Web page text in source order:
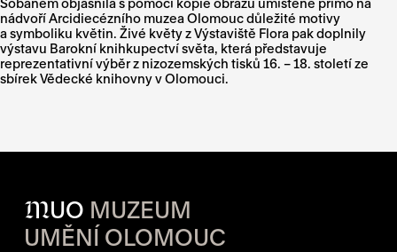
nádvoří Arcidiecézního muzea Olomouc důležité motivy
a symboliku květin. Živé květy z Výstaviště Flora pak doplnily
výstavu Barokní knihkupectví světa, která představuje
reprezentativní výběr z nizozemských tisků 16. – 18. století ze
sbírek Vědecké knihovny v Olomouci.
MUO MUZEUM
UMĚNÍ OLOMOUC